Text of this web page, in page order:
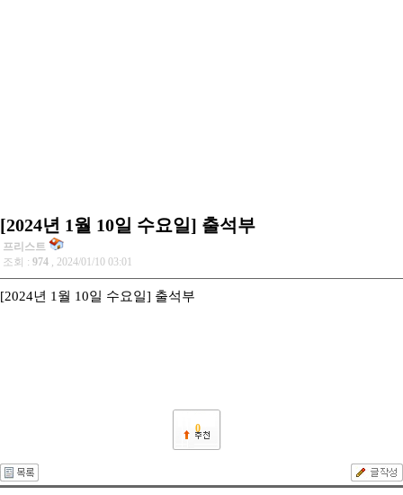
[2024년 1월 10일 수요일] 출석부
프리스트
조회 : 974 , 2024/01/10 03:01
[2024년 1월 10일 수요일] 출석부
0